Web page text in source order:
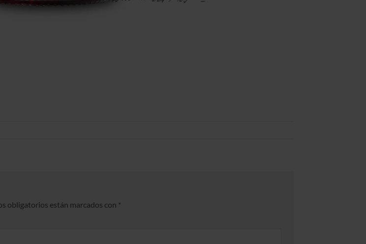
obligatorios están marcados con *